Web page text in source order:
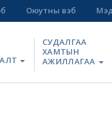
Оюутны вэб
СУДАЛГАА
ХАМТЫН
АЖИЛЛАГАА